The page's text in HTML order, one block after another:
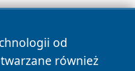
od
również